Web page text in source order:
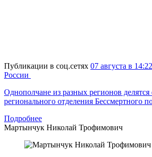
Публикации в соц.сетях 07 августа в 14:22
России
Однополчане из разных регионов
регионального отделения Бессмертного
Подробнее
Мартынчук Николай Трофимович